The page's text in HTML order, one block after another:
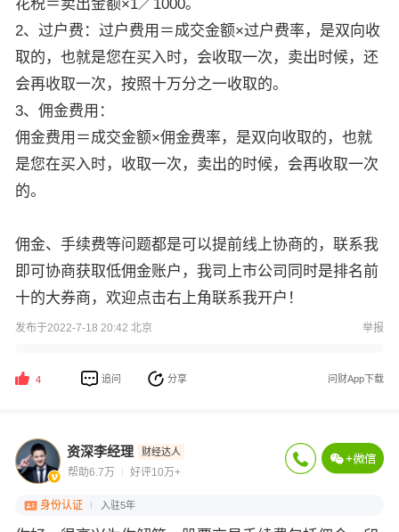
花税＝卖出金额×1／1000。
2、过户费：过户费用＝成交金额×过户费率，是双向收
取的，也就是您在买入时，会收取一次，卖出时候，还
会再收取一次，按照十万分之一收取的。
3、佣金费用：
佣金费用＝成交金额×佣金费率，是双向收取的，也就
是您在买入时，收取一次，卖出的时候，会再收取一次
的。
佣金、手续费等问题都是可以提前线上协商的，联系我
即可协商获取低佣金账户，我司上市公司同时是排名前
十的大券商，欢迎点击右上角联系我开户！
发布于2022-7-18 20:42 北京 举报
4 追问 分享 问财App下载
资深李经理 财经达人
帮助6.7万 好评10万+
身份认证 入驻5年